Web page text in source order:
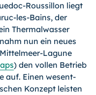
Roussillon liegt
les-Bains, der
Thermalwasser
nun ein neues
Lagune
) den vollen Betrieb
auf. Einen wesent­
Konzept leisten